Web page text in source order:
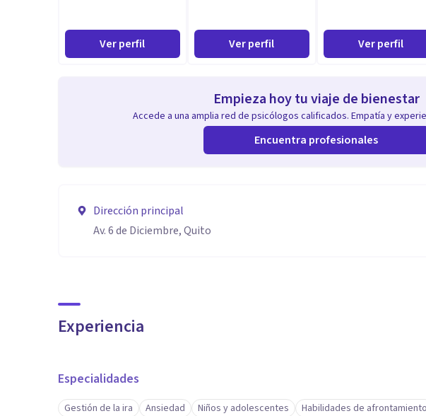
Ver perfil Ver perfil Ver perfil
Empieza hoy tu viaje de bienestar
Accede a una amplia red de psicólogos calificados. Empatía y
Encuentra profesionales
Dirección principal
Av. 6 de Diciembre, Quito
Experiencia
Especialidades
Gestión de la ira Ansiedad Niños y adolescentes Habilidades de afrontamiento